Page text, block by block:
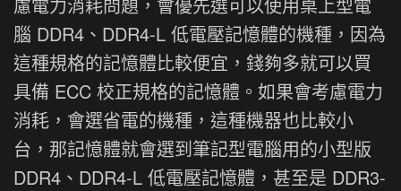
腦 DDR4、DDR4-L 低電壓記憶體的機種，因為
這種規格的記憶體比較便宜，錢夠多就可以買
具備 ECC 校正規格的記憶體。如果會考慮電力
消耗，會選省電的機種，這種機器也比較小
台，那記憶體就會選到筆記型電腦用的小型版
DDR4、DDR4-L 低電壓記憶體，甚至是 DDR3-